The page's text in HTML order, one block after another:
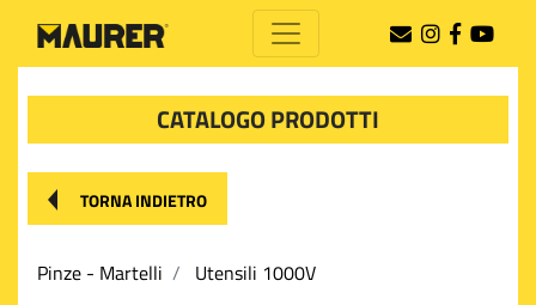
CATALOGO PRODOTTI
TORNA INDIETRO
Pinze - Martelli Utensili 1000V